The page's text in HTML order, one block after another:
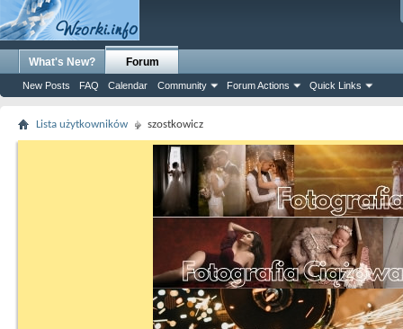
What's New? Forum
New Posts FAQ Calendar Community Forum Actions Quick Links
Lista użytkowników szostkowicz